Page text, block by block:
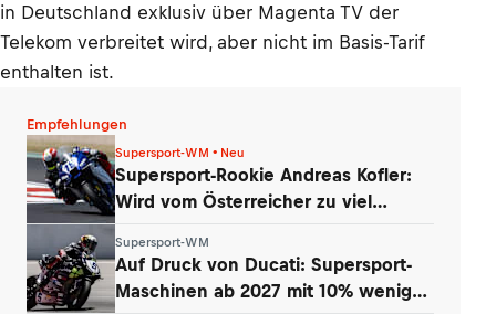
in Deutschland exklusiv über Magenta TV der
Telekom verbreitet wird, aber nicht im Basis-Tarif
enthalten ist.
Empfehlungen
Supersport-WM • Neu
Supersport-Rookie Andreas Kofler:
Wird vom Österreicher zu viel
Supersport-WM
Auf Druck von Ducati: Supersport-
Maschinen ab 2027 mit 10% weniger